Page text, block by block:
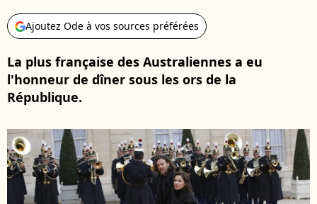
Ajoutez Ode à vos sources préférées
La plus française des Australiennes a eu
l'honneur de dîner sous les ors de la
République.